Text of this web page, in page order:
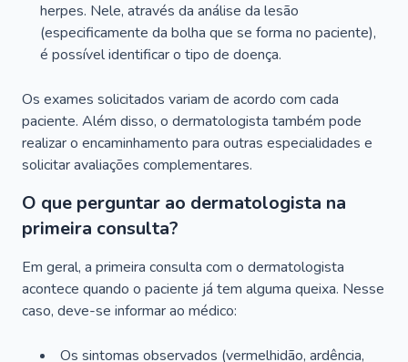
herpes. Nele, através da análise da lesão
(especificamente da bolha que se forma no paciente),
é possível identificar o tipo de doença.
Os exames solicitados variam de acordo com cada
paciente. Além disso, o dermatologista também pode
realizar o encaminhamento para outras especialidades e
solicitar avaliações complementares.
O que perguntar ao dermatologista na
primeira consulta?
Em geral, a primeira consulta com o dermatologista
acontece quando o paciente já tem alguma queixa. Nesse
caso, deve-se informar ao médico:
Os sintomas observados (vermelhidão, ardência,